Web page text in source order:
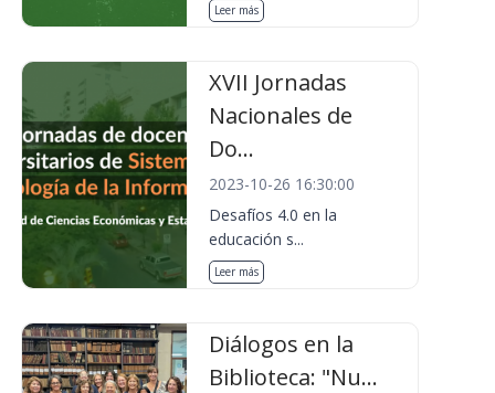
Leer más
XVII Jornadas
Nacionales de
Do...
2023-10-26 16:30:00
Desafíos 4.0 en la
educación s...
Leer más
Diálogos en la
Biblioteca: "Nu...